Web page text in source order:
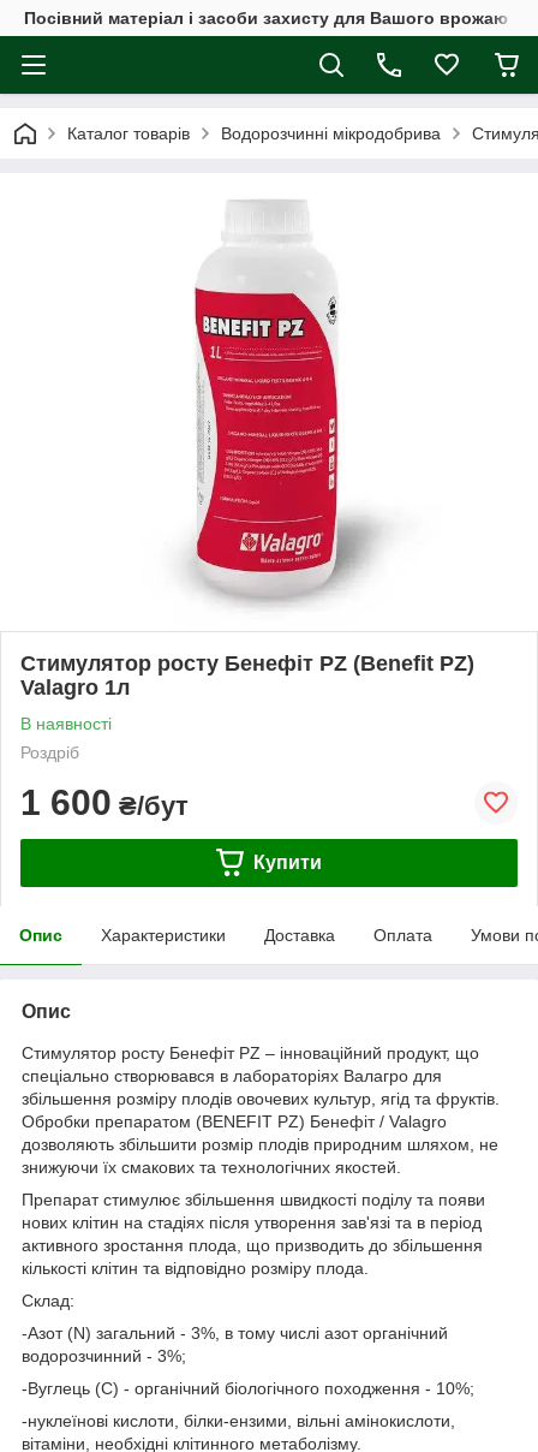
Посівний матеріал і засоби захисту для Вашого врожаю
Каталог товарів Водорозчинні мікродобрива
Стимулятор росту Бенефіт PZ (Benefit PZ)
Valagro 1л
В наявності
Роздріб
1 600 ₴/бут
Купити
Опис Характеристики Доставка Оплата Умови
Опис
Стимулятор росту Бенефіт PZ – інноваційний продукт, що
спеціально створювався в лабораторіях Валагро для
збільшення розміру плодів овочевих культур, ягід та фруктів.
Обробки препаратом (BENEFIT PZ) Бенефіт / Valagro
дозволяють збільшити розмір плодів природним шляхом, не
знижуючи їх смакових та технологічних якостей.
Препарат стимулює збільшення швидкості поділу та появи
нових клітин на стадіях після утворення зав'язі та в період
активного зростання плода, що призводить до збільшення
кількості клітин та відповідно розміру плода.
Склад:
-Азот (N) загальний - 3%, в тому числі азот органічний
водорозчинний - 3%;
-Вуглець (С) - органічний біологічного походження - 10%;
-нуклеїнові кислоти, білки-ензими, вільні амінокислоти,
вітаміни, необхідні клітинного метаболізму.